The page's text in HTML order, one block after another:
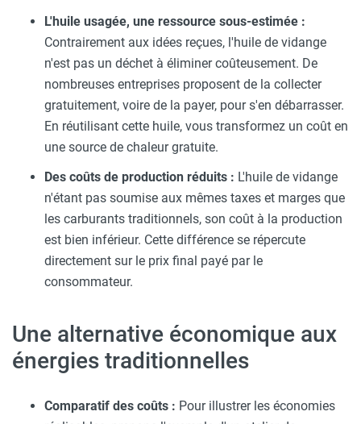
L'huile usagée, une ressource sous-estimée :
Contrairement aux idées reçues, l'huile de vidange
n'est pas un déchet à éliminer coûteusement. De
nombreuses entreprises proposent de la collecter
gratuitement, voire de la payer, pour s'en débarrasser.
En réutilisant cette huile, vous transformez un coût en
une source de chaleur gratuite.
Des coûts de production réduits : L'huile de vidange
n'étant pas soumise aux mêmes taxes et marges que
les carburants traditionnels, son coût à la production
est bien inférieur. Cette différence se répercute
directement sur le prix final payé par le
consommateur.
Une alternative économique aux
énergies traditionnelles
Comparatif des coûts : Pour illustrer les économies